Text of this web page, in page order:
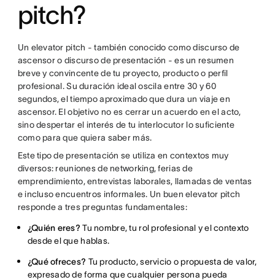
pitch?
Un elevator pitch - también conocido como discurso de
ascensor o discurso de presentación - es un resumen
breve y convincente de tu proyecto, producto o perfil
profesional. Su duración ideal oscila entre 30 y 60
segundos, el tiempo aproximado que dura un viaje en
ascensor. El objetivo no es cerrar un acuerdo en el acto,
sino despertar el interés de tu interlocutor lo suficiente
como para que quiera saber más.
Este tipo de presentación se utiliza en contextos muy
diversos: reuniones de networking, ferias de
emprendimiento, entrevistas laborales, llamadas de ventas
e incluso encuentros informales. Un buen elevator pitch
responde a tres preguntas fundamentales:
¿Quién eres? Tu nombre, tu rol profesional y el contexto
desde el que hablas.
¿Qué ofreces? Tu producto, servicio o propuesta de valor,
expresado de forma que cualquier persona pueda